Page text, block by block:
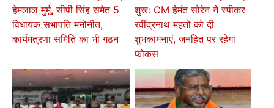
हेमलाल मुर्मू, सीपी सिंह समेत 5
विधायक सभापति मनोनीत,
कार्यमंत्रणा समिति का भी गठन
शुरू: CM हेमंत सोरेन ने स्पीकर
रवींद्रनाथ महतो को दी
शुभकामनाएं, जनहित पर रहेगा
फोकस